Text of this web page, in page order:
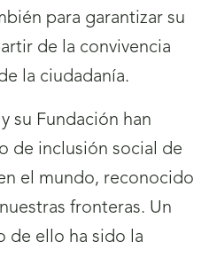
para garantizar su
de la convivencia
la ciudadanía.
su Fundación han
de inclusión social de
el mundo, reconocido
fronteras. Un
de ello ha sido la